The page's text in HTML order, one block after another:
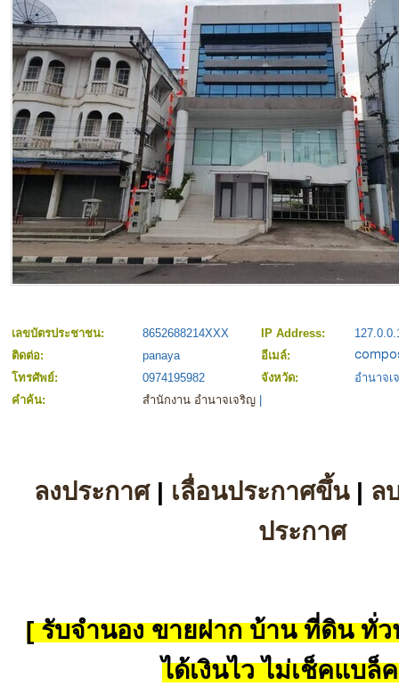
เลขบัตรประชาชน: 8652688214XXX IP Address:
ติดต่อ:
panaya
อีเมล์:
โทรศัพย์:
0974195982 จังหวัด:
อำนาจเ
คำค้น:
สำนักงาน อำนาจเจริญ
ลงประกาศ| เลื่อนประกาศขึ้น| ล
ประกาศ
[ รับจำนอง ขายฝาก บ้าน ที่ดิน ทั่ว
ได้เงินไว ไม่เช็คแบล็